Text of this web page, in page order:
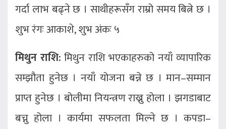
गर्दा लाभ बढ्ने छ । साथीहरूसँग राम्रो समय बित्ने छ ।
शुभ रंगः आकाशे, शुभ अंकः ५
मिथुन राशि: मिथुन राशि भएकाहरुको नयाँ व्यापारिक
सम्झौता हुनेछ । नयाँ योजना बन्ने छ । मान–सम्मान
प्राप्त हुनेछ । बोलीमा नियन्त्रण राख्नु होला । झगडाबाट
बच्नु होला । कार्यमा सफलता मिल्ने छ । कपडा–